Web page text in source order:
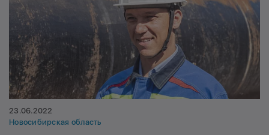
23.06.2022
Новосибирская область